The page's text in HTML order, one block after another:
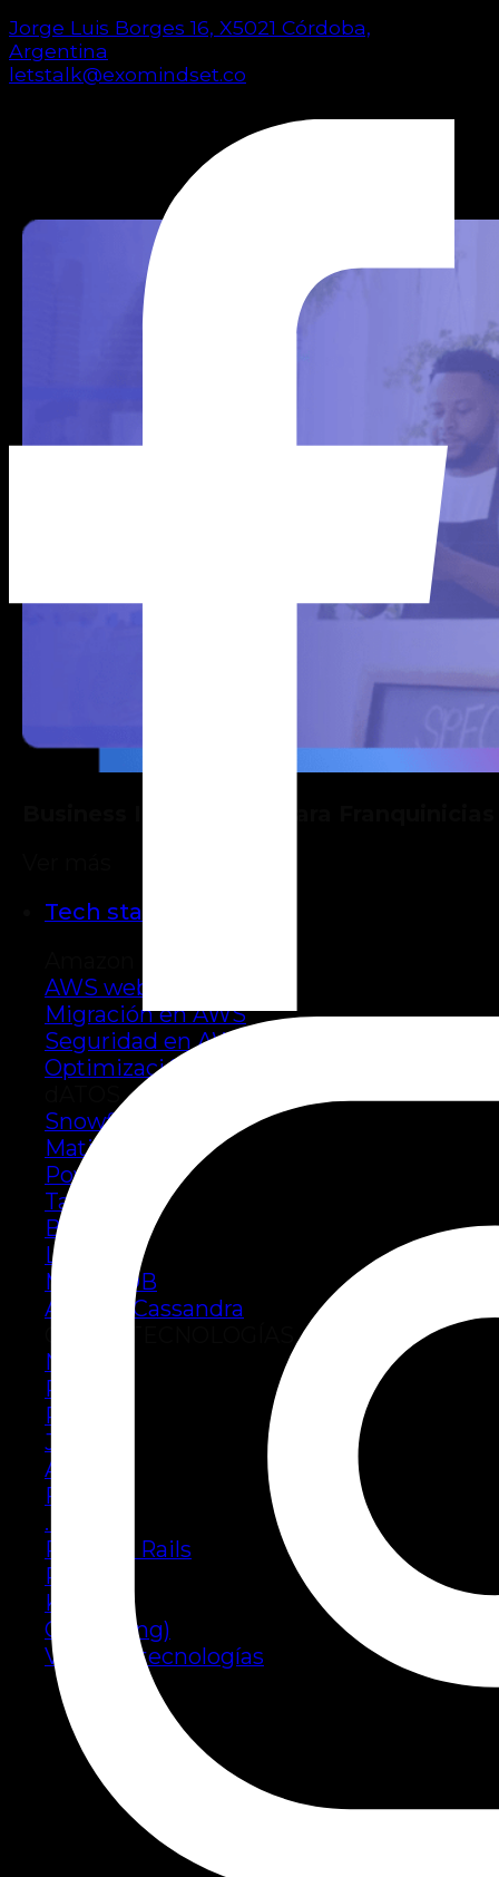
Tech stack
AWS web services
Migración en AWS
Seguridad en AWS
Optimización de costos
Snowflake
Matillion
Power BI
Tableau
BigQuery
Looker
MongoDB
Apache Cassandra
Node.js
React
Python
Java
Angular
Flutter
.NET
Ruby on Rails
PHP
Kotlin
Go (Golang)
Ver más tecnologías
Jorge Luis Borges 16, X5021 Córdoba,
Argentina
letstalk@exomindset.co